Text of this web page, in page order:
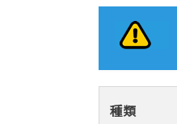
種類